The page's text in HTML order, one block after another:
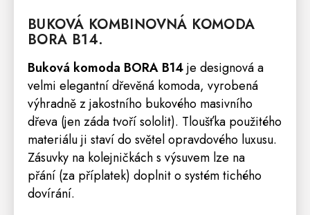
BUKOVÁ KOMBINOVNÁ KOMODA
BORA B14.
Buková komoda BORA B14je designová a
velmi elegantní dřevěná komoda, vyrobená
výhradně z jakostního bukového masivního
dřeva (jen záda tvoří sololit). Tloušťka použitého
materiálu ji staví do světel opravdového luxusu.
Zásuvky na kolejničkách s výsuvem lze na
přání (za příplatek) doplnit o systém tichého
dovírání.